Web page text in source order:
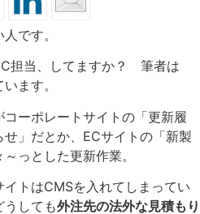
です。
担当、してますか？ 筆者は
ます。
ーポレートサイトの「更新履
」だとか、ECサイトの「新製
っとした更新作業。
トはCMSを入れてしまってい
うしても外注先の法外な見積もり